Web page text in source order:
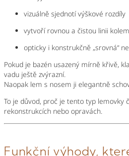
vizuálně sjednotí výškové rozdíly
vytvoří rovnou a čistou linii
opticky i konstrukčně „srovná“
Pokud je bazén usazený mírně křivě,
vadu ještě zvýrazní.
Naopak lem s nosem ji elegantně
To je důvod, proč je tento typ lemovky
rekonstrukcích nebo opravách.
Funkční výhody,